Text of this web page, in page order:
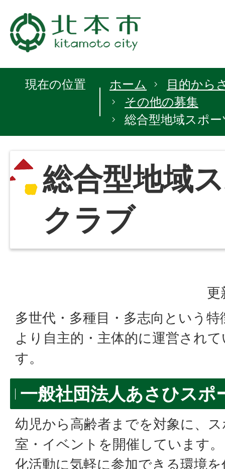
現在の位置 ホーム
目的から
その他の募集
総合型地域スポ
総合型地域
クラブ
更
多世代・多種目・多志向という
より自主的・主体的に運営され
す。
一般社団法人あさひスポ
幼児から高齢者までを対象に、
室・イベントを開催しています
化活動に気軽に参加できる環境